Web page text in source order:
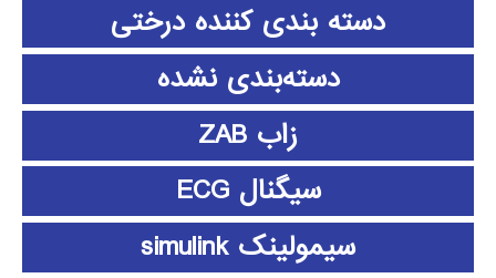
دسته بندی کننده درختی
دسته‌بندی نشده
زاب ZAB
سیگنال ECG
سیمولینک simulink